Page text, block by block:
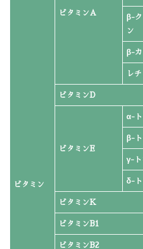
ビタミン
ビタミンA
β-ク
ン
β-
レ
ビタミンD
ビタミンE
α-ト
β-
γ-ト
δ-ト
ビタミンK
ビタミンB1
ビタミンB2